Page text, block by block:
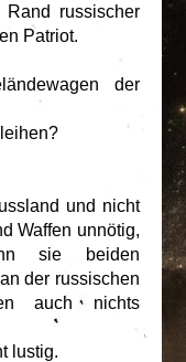
russischer
Patriot.
der
und nicht
Waffen unnötig,
sie beiden
der russischen
auch nichts
lustig.